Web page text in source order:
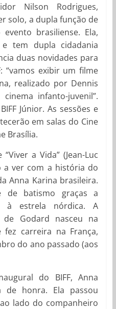
Nilson Rodrigues,
solo, a dupla função de
brasiliense. Ela,
tem dupla cidadania
duas novidades para
“vamos exibir um filme
realizado por Dennis
infanto-juvenil”.
Júnior. As sessões e
em salas do Cine
Brasília.
a Vida” (Jean-Luc
a ver com a história do
Anna Karina brasileira.
de batismo graças a
à estrela nórdica. A
Godard nasceu na
fez carreira na França,
do ano passado (aos
do BIFF, Anna
de honra. Ela passou
lado do companheiro